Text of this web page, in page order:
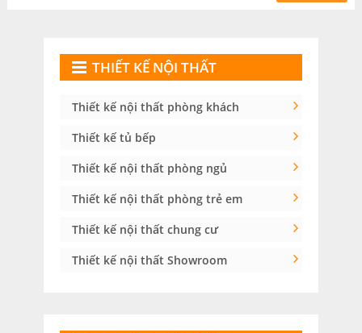
THIẾT KẾ NỘI THẤT
Thiết kế nội thất phòng khách
Thiết kế tủ bếp
Thiết kế nội thất phòng ngủ
Thiết kế nội thất phòng trẻ em
Thiết kế nội thất chung cư
Thiết kế nội thất Showroom